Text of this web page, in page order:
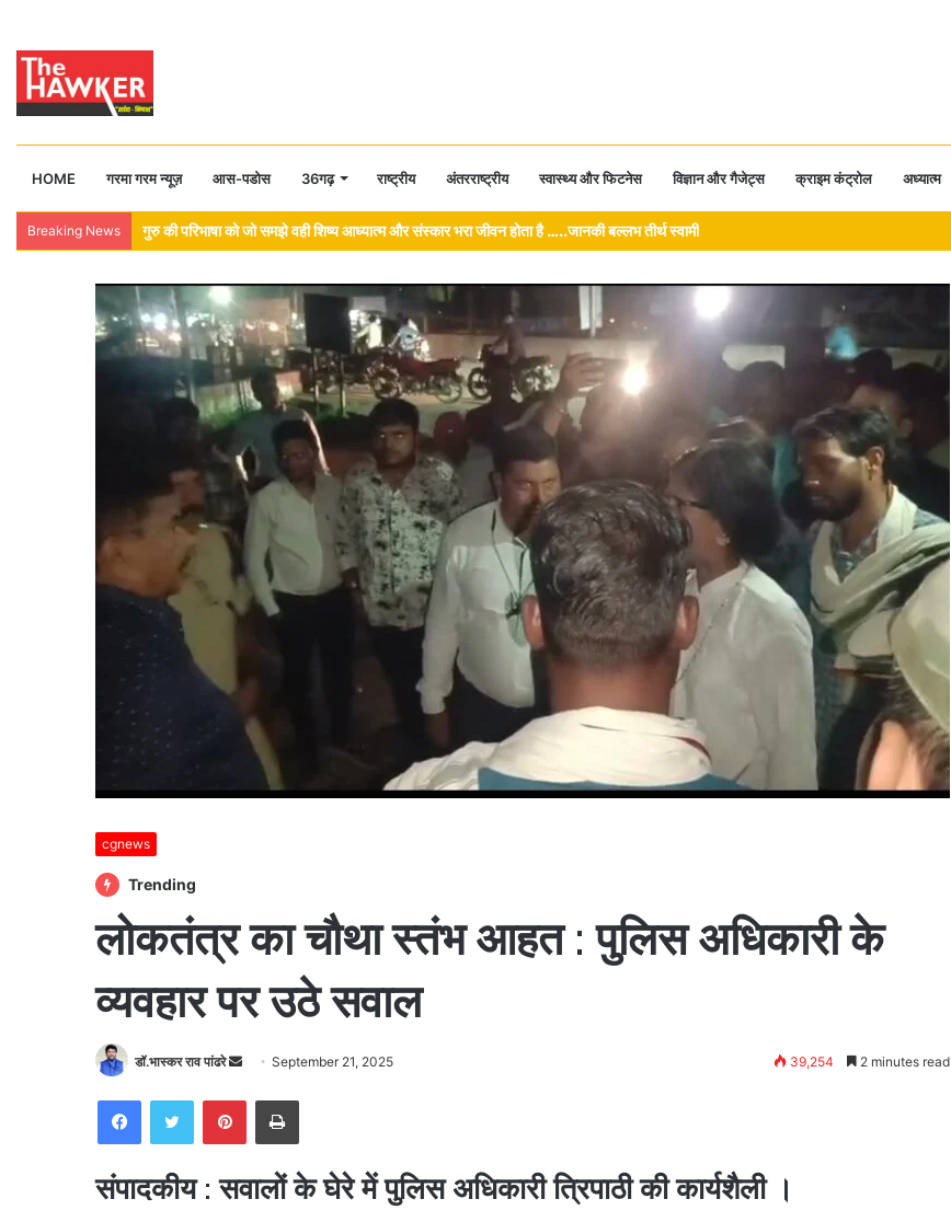
HOME गरमा गरम न्यूज़ आस-पडोस 36गढ़ राष्ट्रीय अंतरराष्ट्रीय स्वास्थ्य और फिटनेस विज्ञान और गैजेट्स क्राइम कंट्रोल अध्यात्म
Breaking News ब्लॉक कांग्रेस महामंत्री मयंक शर्मा की पहल रंग लाई, नगर के तालाबों को नालियों के गंदे पानी से मुक्त करने STP निर्माण की प्रक्रिया शुरू।
cgnews
Trending
लोकतंत्र का चौथा स्तंभ आहत : पुलिस अधिकारी के
व्यवहार पर उठे सवाल
डॉ.भास्कर राव पांढरे
Send
email
September 21, 2025 39,254 2 minutes read
FacebookTwitterPinterestPrint
संपादकीय : सवालों के घेरे में पुलिस अधिकारी त्रिपाठी की कार्यशैली ।